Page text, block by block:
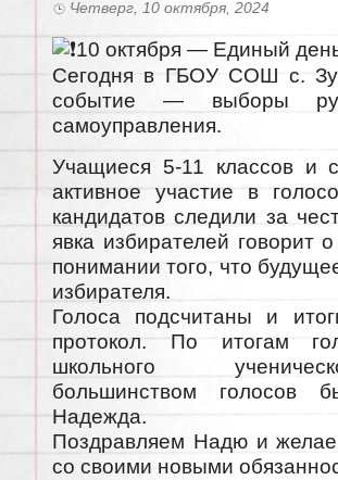
Четверг, 10 октября, 2024
10 октября — Единый
Сегодня в ГБОУ СОШ с.
событие — выборы
самоуправления.
Учащиеся 5-11 классов и
активное участие в
кандидатов следили за
явка избирателей говорит
понимании того, что
избирателя.
Голоса подсчитаны и
протокол. По итогам
школьного
большинством голосов
Надежда.
Поздравляем Надю и
со своими новыми